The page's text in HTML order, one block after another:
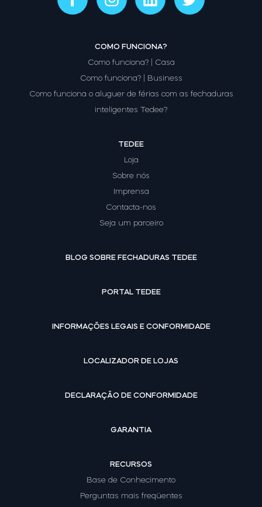
COMO FUNCIONA?
Como funciona? | Casa
Como funciona? | Business
Como funciona o aluguer de férias com as fechaduras
inteligentes Tedee?
TEDEE
Loja
Sobre nós
Imprensa
Contacta-nos
Seja um parceiro
BLOG SOBRE FECHADURAS TEDEE
PORTAL TEDEE
INFORMAÇÕES LEGAIS E CONFORMIDADE
LOCALIZADOR DE LOJAS
DECLARAÇÃO DE CONFORMIDADE
GARANTIA
RECURSOS
Base de Conhecimento
Perguntas mais freqüentes